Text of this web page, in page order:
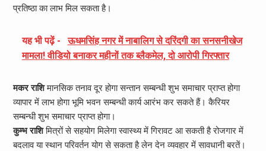
प्रतिष्ठा का लाभ मिल सकता है।
यह भी पढ़ें -
ऊधमसिंह नगर में नाबालिग से दरिंदगी का सनसनीखेज
मामला! वीडियो बनाकर महीनों तक ब्लैकमेल, दो आरोपी गिरफ्तार
मकर राशिमानसिक तनाव दूर होगा सन्तान सम्बन्धी शुभ समाचार प्राप्त होगा
व्यापार में लाभ होगा भूमि भवन सम्बन्धी कार्य आरंभ कर सकते हैं। कैरियर
सम्बन्धी शुभ समाचार प्राप्त होगा।
कुम्भ राशिमित्रों से सहयोग मिलेगा स्वास्थ्य में गिरावट आ सकती है रोजगार में
बदलाव या स्थान परिवर्तन योग से सकता है लेन देन व्यवहार में सावधानी बरतें।